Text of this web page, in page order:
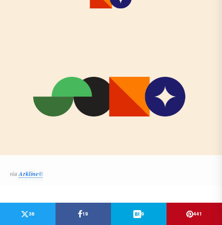
viaArkline©
36 19 9 441